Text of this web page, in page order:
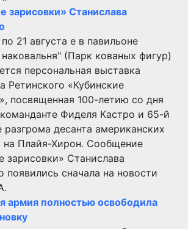
зарисовки» Станислава
21 августа е в павильоне
(Парк кованых фигур)
персональная выставка
Ретинского «Кубинские
посвященная 100-летию со дня
Фиделя Кастро и 65-й
разгрома десанта американских
на Плайя-Хирон. Сообщение
зарисовки» Станислава
появились сначала на новости
армия полностью освободила